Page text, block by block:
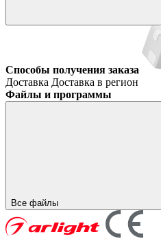
Способы получения заказа
Доставка Доставка в регион
Файлы и программы
Все файлы